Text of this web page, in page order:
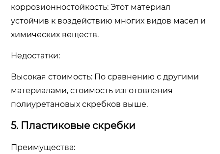
коррозионностойкость: Этот материал
устойчив к воздействию многих видов масел и
химических веществ.
Недостатки:
Высокая стоимость: По сравнению с другими
материалами, стоимость изготовления
полиуретановых скребков выше.
5. Пластиковые скребки
Преимущества: